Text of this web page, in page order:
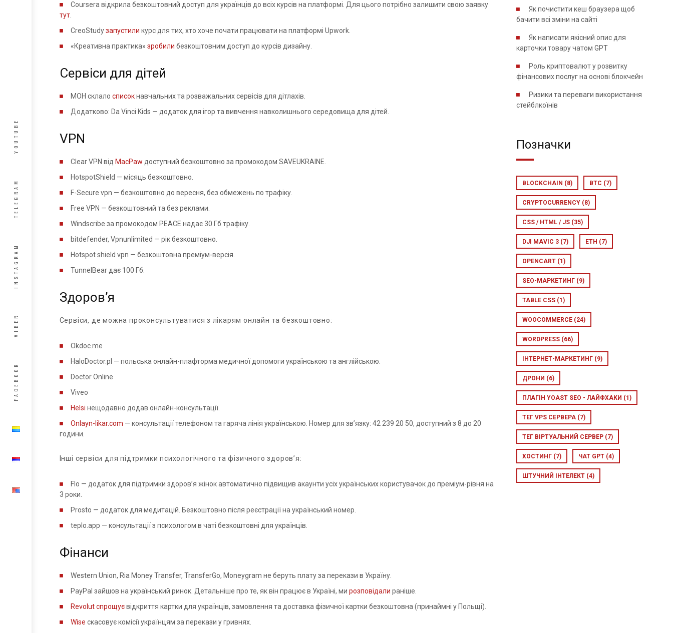
YOUTUBE
TELEGRAM
INSTAGRAM
VIBER
FACEBOOK
Як почистити кеш браузера щоб
бачити всі зміни на сайті
Як написати якісний опис для
карточки товару чатом GPT
Роль криптовалют у розвитку
фінансових послуг на основі блокчейн
Ризики та переваги використання
стейблкоїнів
Позначки
BLOCKCHAIN (8) BTC (7)
CRYPTOCURRENCY (8)
CSS / HTML / JS (35)
DJI MAVIC 3 (7) ETH (7)
OPENCART (1)
SEO-МАРКЕТИНГ (9)
TABLE CSS (1)
WOOCOMMERCE (24)
WORDPRESS (66)
ІНТЕРНЕТ-МАРКЕТИНГ (9)
ДРОНИ (6)
ПЛАГІН YOAST SEO - ЛАЙФХАКИ (1)
ТЕГ VPS СЕРВЕРА (7)
ТЕГ ВІРТУАЛЬНИЙ СЕРВЕР (7)
ХОСТИНГ (7) ЧАТ GPT (4)
ШТУЧНИЙ ІНТЕЛЕКТ (4)
Coursera відкрила безкоштовний доступ для українців до всіх курсів на платформі. Для цього потрібно залишити свою заявку
тут.
CreoStudyзапустили курс для тих, хто хоче почати працювати на платформі Upwork.
«Креативна практика» зробили безкоштовним доступ до курсів дизайну.
Сервіси для дітей
МОН склало списокнавчальних та розважальних сервісів для дітлахів.
Додатково: Da Vinci Kids — додаток для ігор та вивчення навколишнього середовища для дітей.
VPN
Сlear VPN від MacPaw доступний безкоштовно за промокодом SAVEUKRAINE.
HotspotShield — місяць безкоштовно.
F-Secure vpn — безкоштовно до вересня, без обмежень по трафіку.
Free VPN — безкоштовний та без реклами.
Windscribe за промокодом PEACE надає 30 Гб трафіку.
bitdefender, Vpnunlimited — рік безкоштовно.
Hotspot shield vpn — безкоштовна преміум-версія.
TunnelBear дає 100 Гб.
Здоров’я
Сервіси, де можна проконсультуватися з лікарям онлайн та безкоштовно:
Okdoc.me
HaloDoctor.pl — польська онлайн-плафторма медичної допомоги українською та англійською.
Doctor Online
Viveo
Helsi нещодавно додав онлайн-консультації.
Onlayn-likar.com — консультації телефоном та гаряча лінія українською. Номер для зв’язку: 42 239 20 50, доступний з 8 до 20
години.
Інші сервіси для підтримки психологічного та фізичного здоров’я:
Flo — додаток для підтримки здоров’я жінок автоматично підвищив акаунти усіх українських користувачок до преміум-рівня на
3 роки.
Prosto — додаток для медитацій. Безкоштовно після реєстрації на український номер.
teplo.app — консультації з психологом в чаті безкоштовні для українців.
Фінанси
Western Union, Ria Money Transfer, TransferGo, Moneygram не беруть плату за перекази в Україну.
PayPal зайшов на український ринок. Детальніше про те, як він працює в Україні, ми розповідали раніше.
Revolut спрощуєвідкриття картки для українців, замовлення та доставка фізичної картки безкоштовна (принаймні у Польщі).
Wise скасовує комісії українцям за перекази у гривнях.